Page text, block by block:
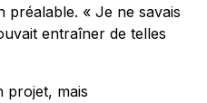
préalable. « Je ne savais
entraîner de telles
projet, mais